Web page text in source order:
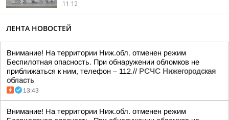
11:12
ЛЕНТА НОВОСТЕЙ
Внимание! На территории Ниж.обл. отменен режим
Беспилотная опасность. При обнаружении обломков не
приближаться к ним, телефон – 112.// РСЧС Нижегородская
область
13:43
Внимание! На территории Ниж.обл. отменен режим